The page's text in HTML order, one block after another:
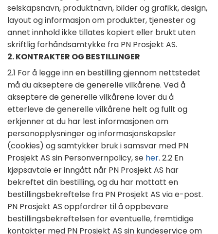
selskapsnavn, produktnavn, bilder og grafikk, design,
layout og informasjon om produkter, tjenester og
annet innhold ikke tillates kopiert eller brukt uten
skriftlig forhåndsamtykke fra PN Prosjekt AS.
2. KONTRAKTER OG BESTILLINGER
2.1 For å legge inn en bestilling gjennom nettstedet
må du akseptere de generelle vilkårene. Ved å
akseptere de generelle vilkårene lover du å
etterleve de generelle vilkårene helt og fullt og
erkjenner at du har lest informasjonen om
personopplysninger og informasjonskapsler
(cookies) og samtykker bruk i samsvar med PN
Prosjekt AS sin Personvernpolicy, se her. 2.2 En
kjøpsavtale er inngått når PN Prosjekt AS har
bekreftet din bestilling, og du har mottatt en
bestillingsbekreftelse fra PN Prosjekt AS via e-post.
PN Prosjekt AS oppfordrer til å oppbevare
bestillingsbekreftelsen for eventuelle, fremtidige
kontakter med PN Prosjekt AS sin kundeservice om